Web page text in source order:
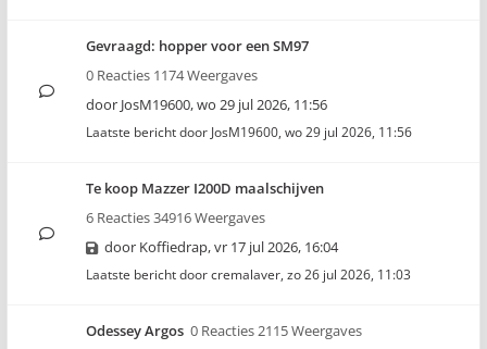
Gevraagd: hopper voor een SM97
0 Reacties 1174 Weergaves
door JosM19600,wo 29 jul 2026, 11:56
Laatste bericht door JosM19600, wo 29 jul 2026, 11:56
Te koop Mazzer I200D maalschijven
6 Reacties 34916 Weergaves
door Koffiedrap,vr 17 jul 2026, 16:04
Laatste bericht doorcremalaver, zo 26 jul 2026, 11:03
Odessey Argos 0 Reacties 2115 Weergaves